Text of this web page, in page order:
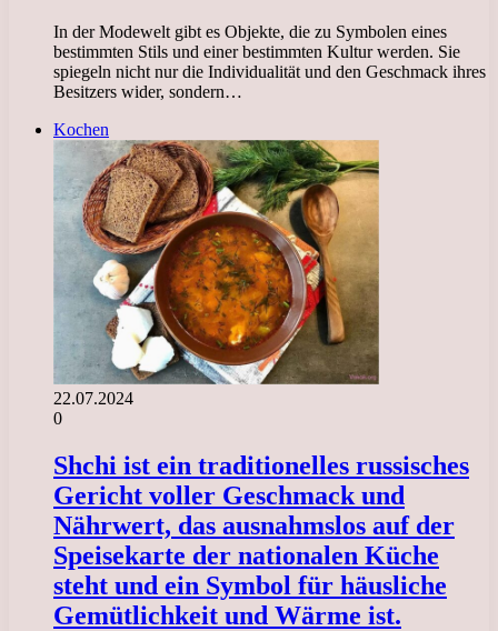
In der Modewelt gibt es Objekte, die zu Symbolen eines
bestimmten Stils und einer bestimmten Kultur werden. Sie
spiegeln nicht nur die Individualität und den Geschmack ihres
Besitzers wider, sondern…
Kochen
22.07.2024
0
Shchi ist ein traditionelles russisches
Gericht voller Geschmack und
Nährwert, das ausnahmslos auf der
Speisekarte der nationalen Küche
steht und ein Symbol für häusliche
Gemütlichkeit und Wärme ist.